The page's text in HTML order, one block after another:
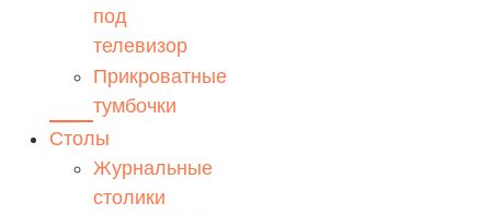
под
телевизор
Прикроватные
тумбочки
Столы
Журнальные
столики